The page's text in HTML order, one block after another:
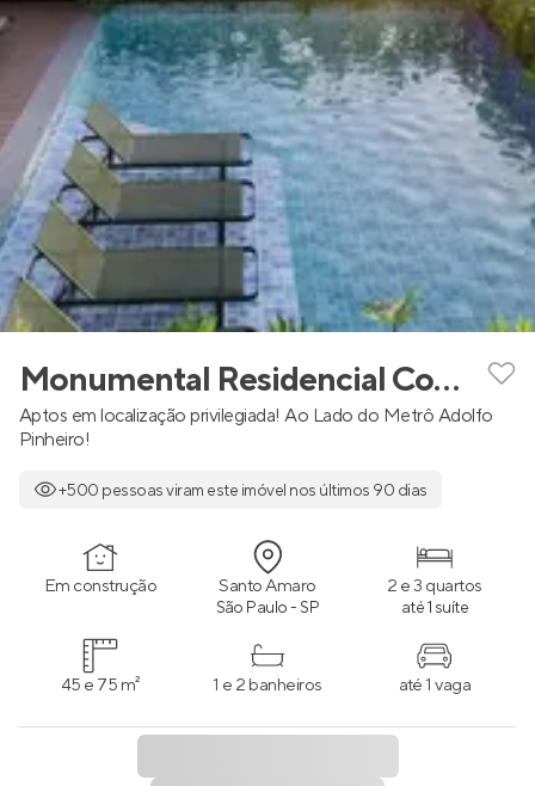
Monumental Residencial Conx
Aptos em localização privilegiada! Ao Lado do Metrô Adolfo
Pinheiro!
+500 pessoas viram este imóvel nos últimos 90 dias
Em construção Santo Amaro
São Paulo - SP
2 e 3 quartos
até 1 suíte
45 e 75 m² 1 e 2 banheiros até 1 vaga